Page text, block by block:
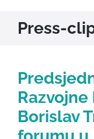
Press-
Razvojne
Borislav